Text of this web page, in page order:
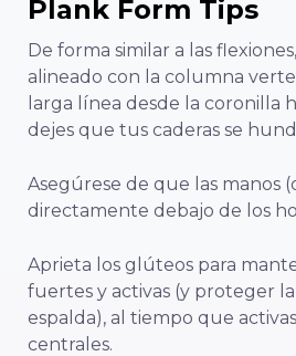
Plank Form Tips
De forma similar a las
alineado con la columna
larga línea desde la coronilla
dejes que tus caderas se
Asegúrese de que las manos
directamente debajo de los
Aprieta los glúteos para
fuertes y activas (y proteger
espalda), al tiempo que
centrales.